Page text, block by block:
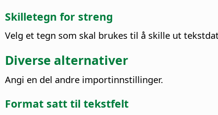
Skilletegn for streng
Velg et tegn som skal brukes til å skille ut
Diverse alternativer
Angi en del andre importinnstillinger.
Format satt til tekstfelt